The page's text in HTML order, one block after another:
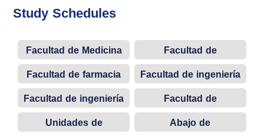
Study Schedules
Facultad de Medicina
Facultad de
odontología
Facultad de farmacia
Facultad de ingeniería
de la informática
Facultad de ingeniería
de petróleo
Facultad de
administración de
empresa
Unidades de
Abajo de